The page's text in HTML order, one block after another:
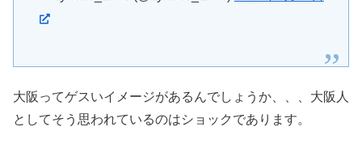
大阪ってゲスいイメージがあるんでしょうか、、、大阪人
としてそう思われているのはショックであります。